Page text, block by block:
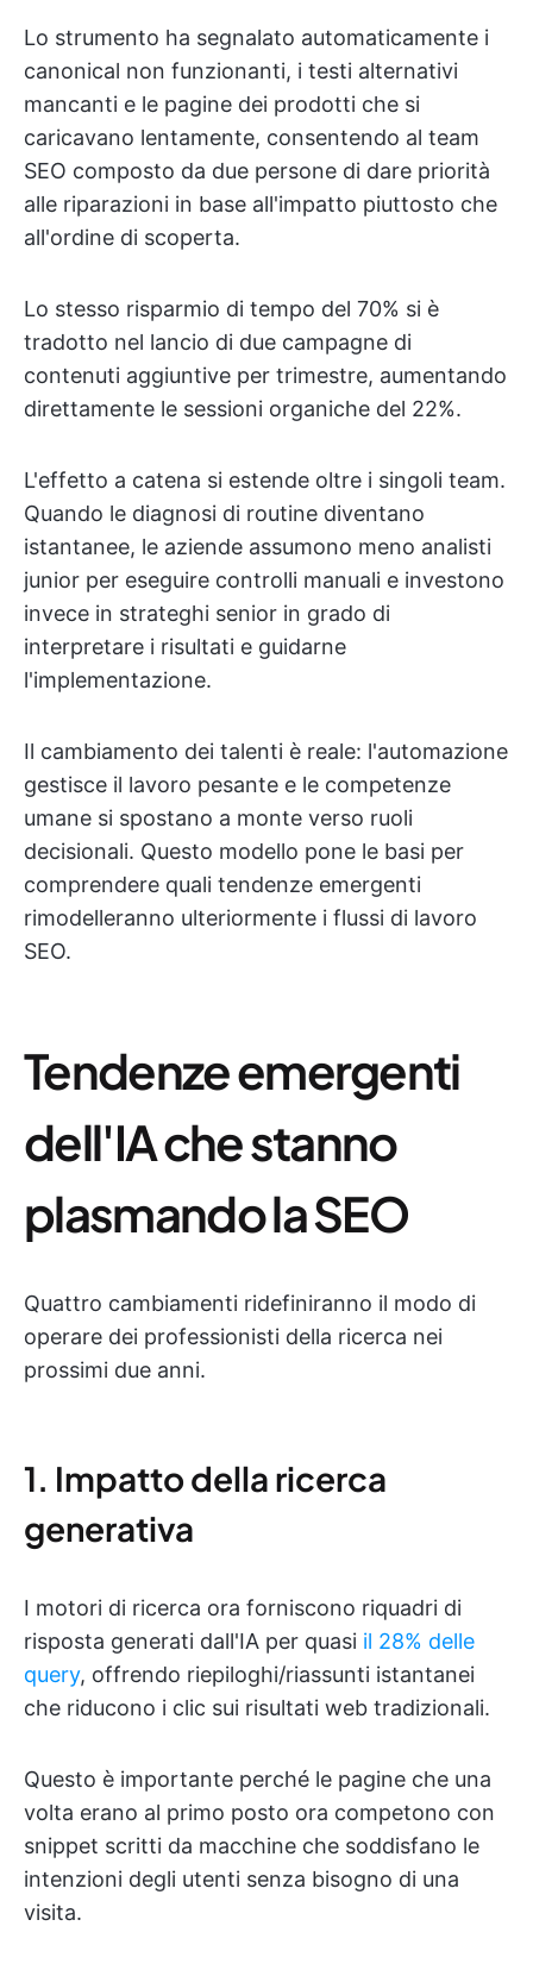
Lo strumento ha segnalato automaticamente i
canonical non funzionanti, i testi alternativi
mancanti e le pagine dei prodotti che si
caricavano lentamente, consentendo al team
SEO composto da due persone di dare priorità
alle riparazioni in base all'impatto piuttosto che
all'ordine di scoperta.
Lo stesso risparmio di tempo del 70% si è
tradotto nel lancio di due campagne di
contenuti aggiuntive per trimestre, aumentando
direttamente le sessioni organiche del 22%.
L'effetto a catena si estende oltre i singoli team.
Quando le diagnosi di routine diventano
istantanee, le aziende assumono meno analisti
junior per eseguire controlli manuali e investono
invece in strateghi senior in grado di
interpretare i risultati e guidarne
l'implementazione.
Il cambiamento dei talenti è reale: l'automazione
gestisce il lavoro pesante e le competenze
umane si spostano a monte verso ruoli
decisionali. Questo modello pone le basi per
comprendere quali tendenze emergenti
rimodelleranno ulteriormente i flussi di lavoro
SEO.
Tendenze emergenti
dell'IA che stanno
plasmando la SEO
Quattro cambiamenti ridefiniranno il modo di
operare dei professionisti della ricerca nei
prossimi due anni.
1. Impatto della ricerca
generativa
I motori di ricerca ora forniscono riquadri di
risposta generati dall'IA per quasi il 28% delle
query, offrendo riepiloghi/riassunti istantanei
che riducono i clic sui risultati web tradizionali.
Questo è importante perché le pagine che una
volta erano al primo posto ora competono con
snippet scritti da macchine che soddisfano le
intenzioni degli utenti senza bisogno di una
visita.